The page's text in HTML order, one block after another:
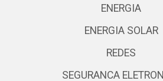
ENERGIA
ENERGIA SOLAR
REDES
SEGURANCA